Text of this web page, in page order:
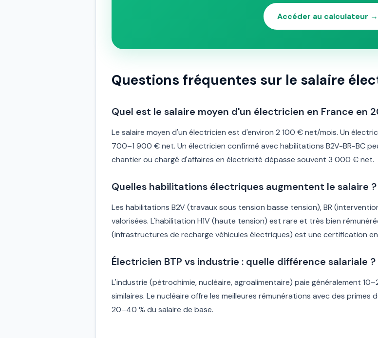
Accéder au calculateur →
Questions fréquentes sur le salaire
Quel est le salaire moyen d'un électricien en France en
Le salaire moyen d'un électricien est d'environ 2 100 € net/mois. Un
700–1 900 € net. Un électricien confirmé avec habilitations B2V-BR-BC
chantier ou chargé d'affaires en électricité dépasse souvent 3 000 € net.
Quelles habilitations électriques augmentent le salaire ?
Les habilitations B2V (travaux sous tension basse tension), BR
valorisées. L'habilitation H1V (haute tension) est rare et très bien
(infrastructures de recharge véhicules électriques) est une certification
Électricien BTP vs industrie : quelle différence salariale ?
L'industrie (pétrochimie, nucléaire, agroalimentaire) paie généralement
similaires. Le nucléaire offre les meilleures rémunérations avec des
20–40 % du salaire de base.